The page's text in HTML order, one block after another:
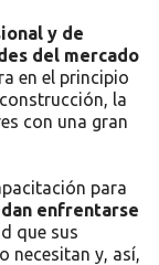
y de
del mercado
en el principio
la
con una gran
para
enfrentarse
que sus
necesitan y, así,